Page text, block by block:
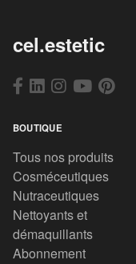
cel.estetic
BOUTIQUE
Tous nos produits
Cosméceutiques
Nutraceutiques
Nettoyants et
démaquillants
Abonnement